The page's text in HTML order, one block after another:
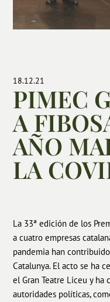
18.12.21
PIMEC
A
AÑO
LA
La 33ª edición de los
a cuatro empresas
pandemia han
Catalunya. El acto se ha
el Gran Teatre Liceu y ha
autoridades políticas,